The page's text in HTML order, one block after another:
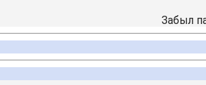
Забыл